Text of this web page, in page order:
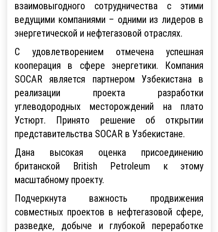
взаимовыгодного сотрудничества с этими
ведущими компаниями – одними из лидеров в
энергетической и нефтегазовой отраслях.
С удовлетворением отмечена успешная
кооперация в сфере энергетики. Компания
SOCAR является партнером Узбекистана в
реализации проекта разработки
углеводородных месторождений на плато
Устюрт. Принято решение об открытии
представительства SOCAR в Узбекистане.
Дана высокая оценка присоединению
британской British Petroleum к этому
масштабному проекту.
Подчеркнута важность продвижения
совместных проектов в нефтегазовой сфере,
разведке, добыче и глубокой переработке